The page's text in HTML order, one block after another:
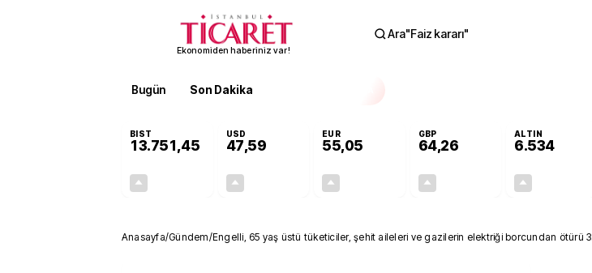
Ekonomiden haberiniz var!
Ara"Faiz kararı"
Bugün Son Dakika
BIST
13.751,45
USD
47,59
EUR
55,05
GBP
64,26
ALTIN
6.534
Anasayfa/Gündem/Engelli, 65 yaş üstü tüketiciler, şehit aileleri ve gazilerin elektriği borcundan ötürü 3